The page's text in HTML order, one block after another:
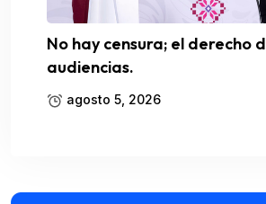
No hay censura; el derecho
audiencias.
agosto 5, 2026